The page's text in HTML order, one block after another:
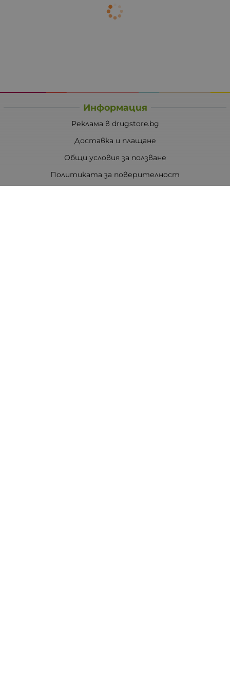
Информация
Реклама в drugstore.bg
Доставка и плащане
Общи условия за ползване
Политиката за поверителност